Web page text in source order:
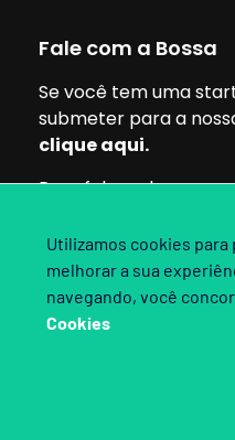
Fale com a Bossa
Se você tem uma
submeter para a
clique aqui.
Para falar sobre
Siga
Utilizamos cookies
melhorar a sua
navegando, você
Cookies